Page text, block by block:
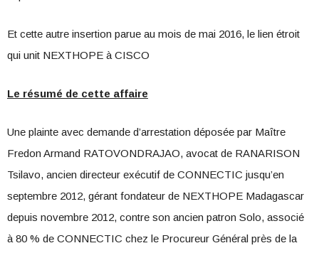
Et cette autre insertion parue au mois de mai 2016, le lien étroit
qui unit NEXTHOPE à CISCO
Le résumé de cette affaire
Une plainte avec demande d’arrestation déposée par Maître
Fredon Armand RATOVONDRAJAO, avocat de RANARISON
Tsilavo, ancien directeur exécutif de CONNECTIC jusqu’en
septembre 2012, gérant fondateur de NEXTHOPE Madagascar
depuis novembre 2012, contre son ancien patron Solo, associé
à 80 % de CONNECTIC chez le Procureur Général près de la